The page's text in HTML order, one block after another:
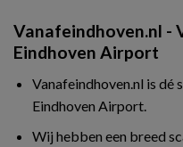
Vanafeindhoven.nl -
Eindhoven Airport
Vanafeindhoven.nl is dé
Eindhoven Airport.
Wij hebben een breed